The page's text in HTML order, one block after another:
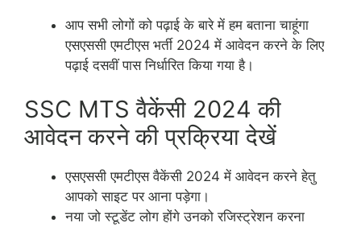
आप सभी लोगों को पढ़ाई के बारे में हम बताना चाहूंगा
एसएससी एमटीएस भर्ती 2024 में आवेदन करने के लिए
पढ़ाई दसवीं पास निर्धारित किया गया है।
SSC MTS वैकेंसी 2024 की
आवेदन करने की प्रक्रिया देखें
एसएससी एमटीएस वैकेंसी 2024 में आवेदन करने हेतु
आपको साइट पर आना पड़ेगा।
नया जो स्टूडेंट लोग होंगे उनको रजिस्ट्रेशन करना